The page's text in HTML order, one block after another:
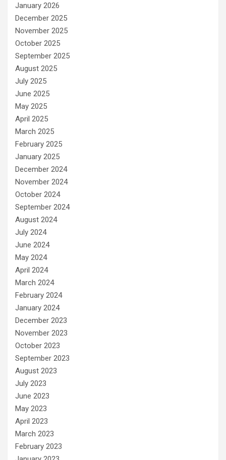
January 2026
December 2025
November 2025
October 2025
September 2025
August 2025
July 2025
June 2025
May 2025
April 2025
March 2025
February 2025
January 2025
December 2024
November 2024
October 2024
September 2024
August 2024
July 2024
June 2024
May 2024
April 2024
March 2024
February 2024
January 2024
December 2023
November 2023
October 2023
September 2023
August 2023
July 2023
June 2023
May 2023
April 2023
March 2023
February 2023